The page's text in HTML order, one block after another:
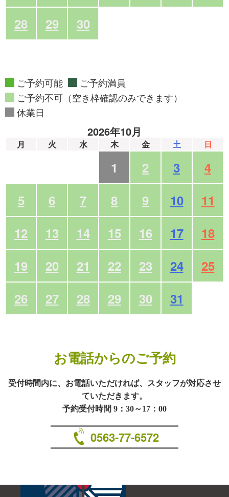
28
29 30
ご予約可能
ご予約満員
ご予約不可（空き枠確認のみできます）
休業日
2026年10月
月 火 水 木 金 土 日
1 2 3
4
5
6 7 8 9 10
11
12
13 14 15 16 17
18
19
20 21 22 23 24
25
26
27 28 29 30 31
お電話からのご予約
受付時間内に、お電話いただければ、スタッフが対応させ
ていただきます。
予約受付時間 9：30～17：00
0563-77-6572